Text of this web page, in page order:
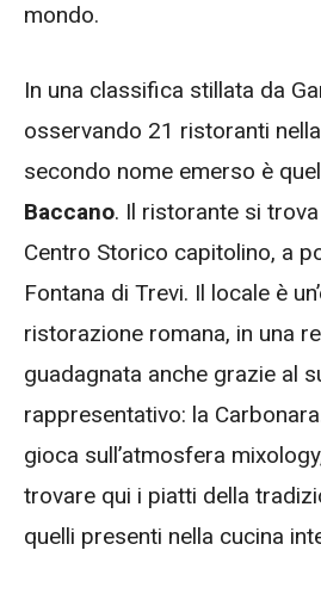
mondo.
In una classifica stillata da
osservando 21 ristoranti
secondo nome emerso è
Baccano. Il ristorante si
Centro Storico capitolino, a
Fontana di Trevi. Il locale è
ristorazione romana, in una
guadagnata anche grazie al
rappresentativo: la
gioca sull’atmosfera
trovare qui i piatti della
quelli presenti nella cucina